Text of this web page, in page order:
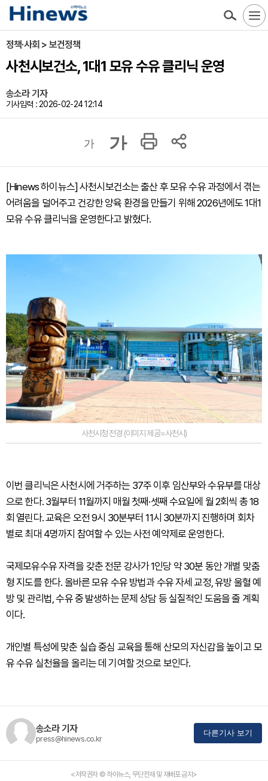
정책·사회 > 보건정책
사천시보건소, 1대1 모유 수유 클리닉 운영
송소라 기자
기사입력 : 2026-02-24 12:14
가 가
[Hinews 하이뉴스] 사천시보건소는 출산 후 모유 수유 과정에서 겪는
어려움을 덜어주고 건강한 양육 환경을 만들기 위해 2026년에도 1대1
모유 수유 클리닉을 운영한다고 밝혔다.
사천시청 전경 (이미지 제공=사천시)
이번 클리닉은 사천시에 거주하는 37주 이후 임산부와 수유부를 대상
으로 한다. 3월부터 11월까지 매월 첫째·셋째 수요일에 월 2회씩 총 18
회 열린다. 교육은 오전 9시 30분부터 11시 30분까지 진행하며 회차
별로 최대 4명까지 참여할 수 있는 사전 예약제로 운영한다.
국제모유수유 자격을 갖춘 전문 강사가 1인당 약 30분 동안 개별 맞춤
형 지도를 한다. 올바른 모유 수유 방법과 수유 자세 교정, 유방 울혈 예
방 및 관리법, 수유 중 발생하는 문제 상담 등 실질적인 도움을 줄 계획
이다.
개인별 특성에 맞춘 실습 중심 교육을 통해 산모의 자신감을 높이고 모
유 수유 실천율을 올리는 데 기여할 것으로 보인다.
송소라 기자
press@hinews.co.kr
다른기사 보기
<저작권자 © 하이뉴스, 무단전재 및 재배포 금지>